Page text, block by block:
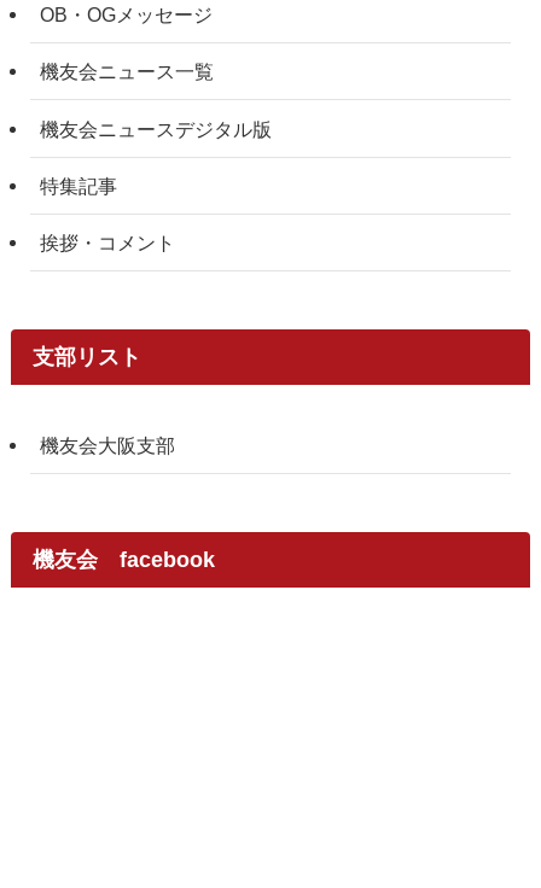
OB・OGメッセージ
機友会ニュース一覧
機友会ニュースデジタル版
特集記事
挨拶・コメント
支部リスト
機友会大阪支部
機友会 facebook